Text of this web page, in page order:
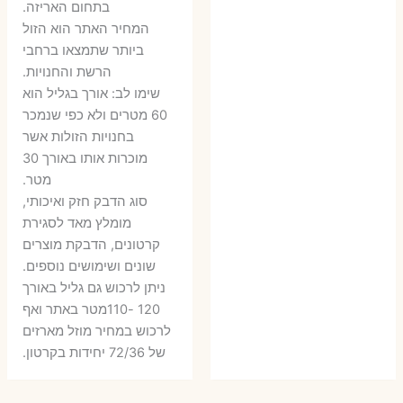
9 ₪.
6 ₪.
בתחום האריזה.
המחיר האתר הוא הזול
ביותר שתמצאו ברחבי
הרשת והחנויות.
שימו לב: אורך בגליל הוא
60 מטרים ולא כפי שנמכר
בחנויות הזולות אשר
מוכרות אותו באורך 30
מטר.
סוג הדבק חזק ואיכותי,
מומלץ מאד לסגירת
קרטונים, הדבקת מוצרים
שונים ושימושים נוספים.
ניתן לרכוש גם גליל באורך
120 -110מטר באתר ואף
לרכוש במחיר מוזל מארזים
של 72/36 יחידות בקרטון.